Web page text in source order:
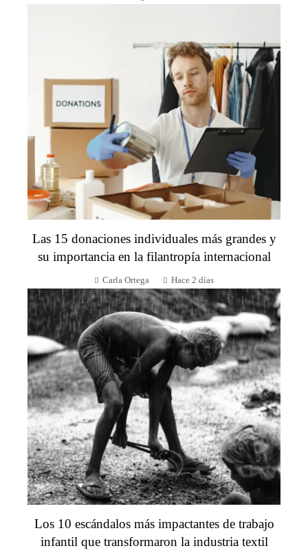
Las 15 donaciones individuales más grandes y
su importancia en la filantropía internacional
Carla Ortega Hace 2 días
Los 10 escándalos más impactantes de trabajo
infantil que transformaron la industria textil